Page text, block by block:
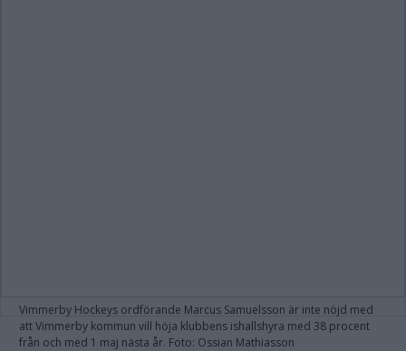
Vimmerby Hockeys ordförande Marcus Samuelsson är inte nöjd med
att Vimmerby kommun vill höja klubbens ishallshyra med 38 procent
från och med 1 maj nästa år. Foto: Ossian Mathiasson